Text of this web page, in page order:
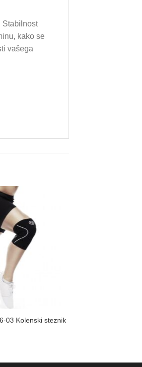
Stabilnost
kako se
vašega
03 Kolenski steznik